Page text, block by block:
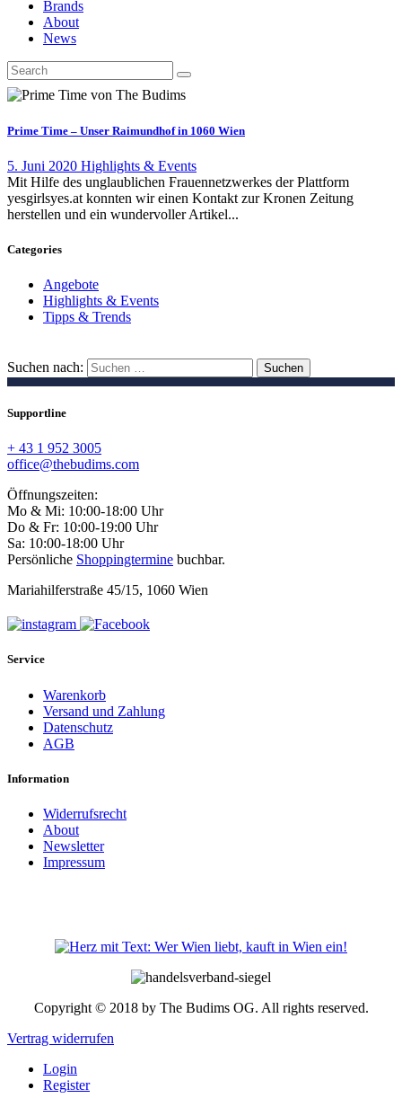
Brands
About
News
Prime Time – Unser Raimundhof in 1060 Wien
5. Juni 2020 Highlights & Events
Mit Hilfe des unglaublichen Frauennetzwerkes der Plattform
yesgirlsyes.at konnten wir einen Kontakt zur Kronen Zeitung
herstellen und ein wundervoller Artikel...
Categories
Angebote
Highlights & Events
Tipps & Trends
Suchen nach:
Supportline
+ 43 1 952 3005
office@thebudims.com
Öffnungszeiten:
Mo & Mi: 10:00-18:00 Uhr
Do & Fr: 10:00-19:00 Uhr
Sa: 10:00-18:00 Uhr
Persönliche Shoppingtermine buchbar.
Mariahilferstraße 45/15, 1060 Wien
Service
Warenkorb
Versand und Zahlung
Datenschutz
AGB
Information
Widerrufsrecht
About
Newsletter
Impressum
Copyright © 2018 by The Budims OG. All rights reserved.
Vertrag widerrufen
Login
Register